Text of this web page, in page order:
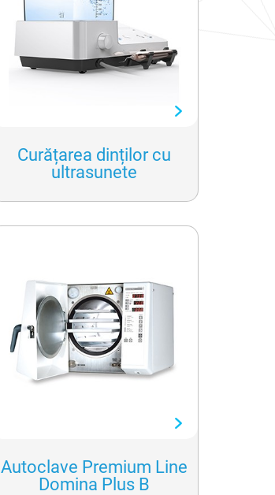
Curățarea dinților cu
ultrasunete
Autoclave Premium Line
Domina Plus B